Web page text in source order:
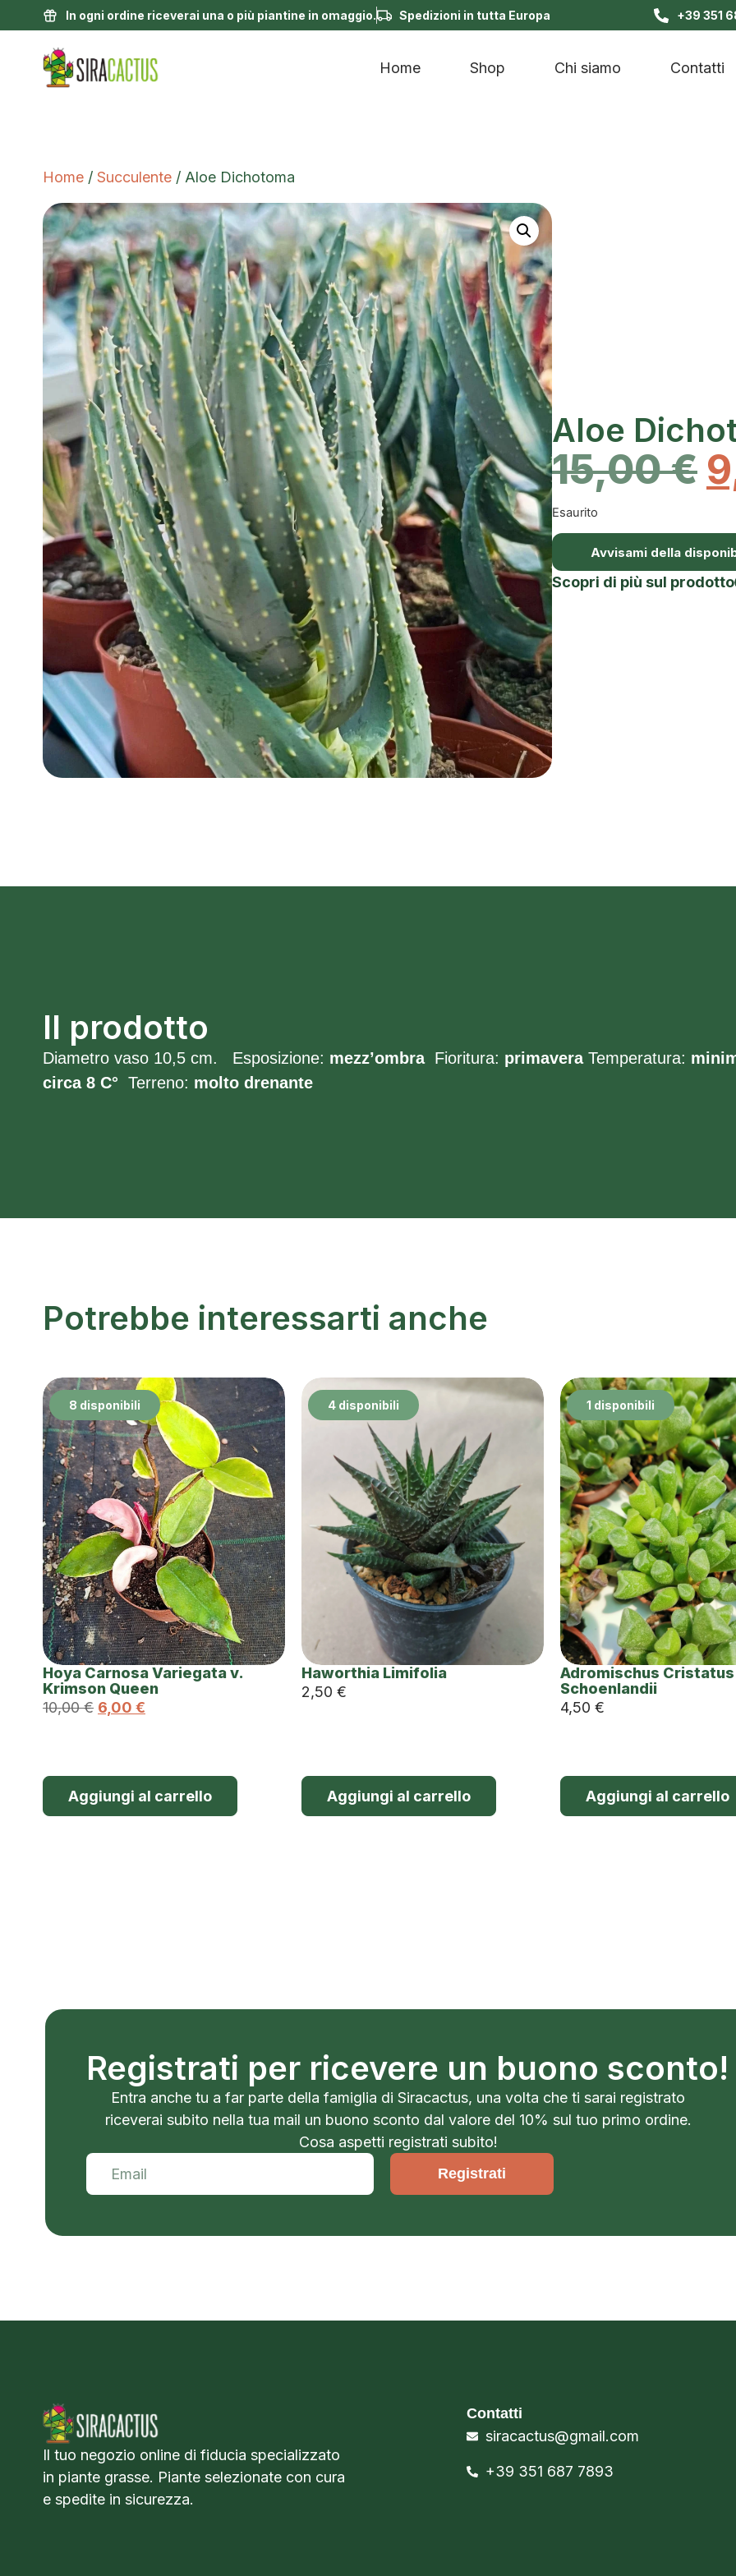
In ogni ordine riceverai una o più piantine in omaggio. Spedizioni in tutta Europa +39 351
Home Shop Chi siamo Contatti
Home / Succulente / Aloe Dichotoma
Aloe
15,00€
Esaurito
Avvisami della
Scopri di più sul prodotto
Il prodotto
Diametro vaso 10,5 cm. Esposizione: mezz’ombra Fioritura: primaveraTemperatura:
circa 8 C° Terreno: molto drenante
Potrebbe interessarti anche
8 disponibili
Hoya Carnosa Variegata v.
Krimson Queen
10,00€ 6,00 €
Aggiungi al carrello
4 disponibili
Haworthia Limifolia
2,50 €
Aggiungi al carrello
1 disponibili
Adromischus Cristatus
Schoenlandii
4,50 €
Aggiungi al carrello
Registrati per ricevere un buono sconto!
Entra anche tu a far parte della famiglia di Siracactus, una volta che ti sarai registrato
riceverai subito nella tua mail un buono sconto dal valore del 10% sul tuo primo ordine.
Cosa aspetti registrati subito!
Registrati
Il tuo negozio online di fiducia specializzato
in piante grasse. Piante selezionate con cura
e spedite in sicurezza.
Contatti
siracactus@gmail.com
+39 351 687 7893